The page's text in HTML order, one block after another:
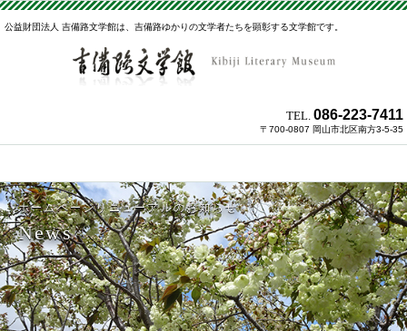
公益財団法人 吉備路文学館は、吉備路ゆかりの文学者たちを顕彰する文学館です。
TEL. 086-223-7411
〒700-0807 岡山市北区南方3-5-35
ホームページリニューアルのお知らせ
News